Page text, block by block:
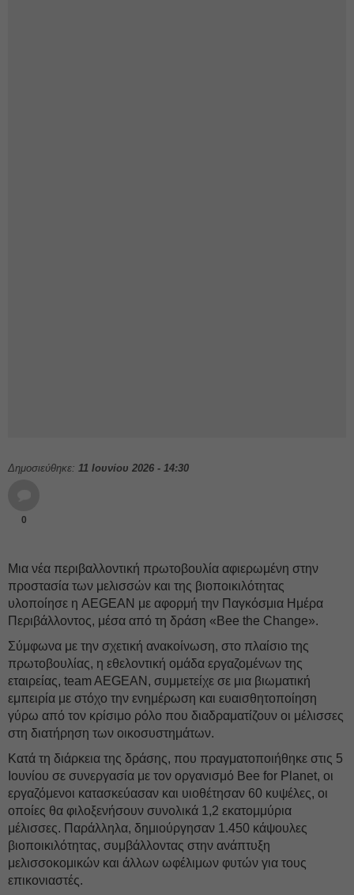
Δημοσιεύθηκε: 11 Ιουνίου 2026 - 14:30
0
Μια νέα περιβαλλοντική πρωτοβουλία αφιερωμένη στην
προστασία των μελισσών και της βιοποικιλότητας
υλοποίησε η AEGEAN με αφορμή την Παγκόσμια Ημέρα
Περιβάλλοντος, μέσα από τη δράση «Bee the Change».
Σύμφωνα με την σχετική ανακοίνωση, στο πλαίσιο της
πρωτοβουλίας, η εθελοντική ομάδα εργαζομένων της
εταιρείας, team AEGEAN, συμμετείχε σε μια βιωματική
εμπειρία με στόχο την ενημέρωση και ευαισθητοποίηση
γύρω από τον κρίσιμο ρόλο που διαδραματίζουν οι μέλισσες
στη διατήρηση των οικοσυστημάτων.
Κατά τη διάρκεια της δράσης, που πραγματοποιήθηκε στις 5
Ιουνίου σε συνεργασία με τον οργανισμό Bee for Planet, οι
εργαζόμενοι κατασκεύασαν και υιοθέτησαν 60 κυψέλες, οι
οποίες θα φιλοξενήσουν συνολικά 1,2 εκατομμύρια
μέλισσες. Παράλληλα, δημιούργησαν 1.450 κάψουλες
βιοποικιλότητας, συμβάλλοντας στην ανάπτυξη
μελισσοκομικών και άλλων ωφέλιμων φυτών για τους
επικονιαστές.